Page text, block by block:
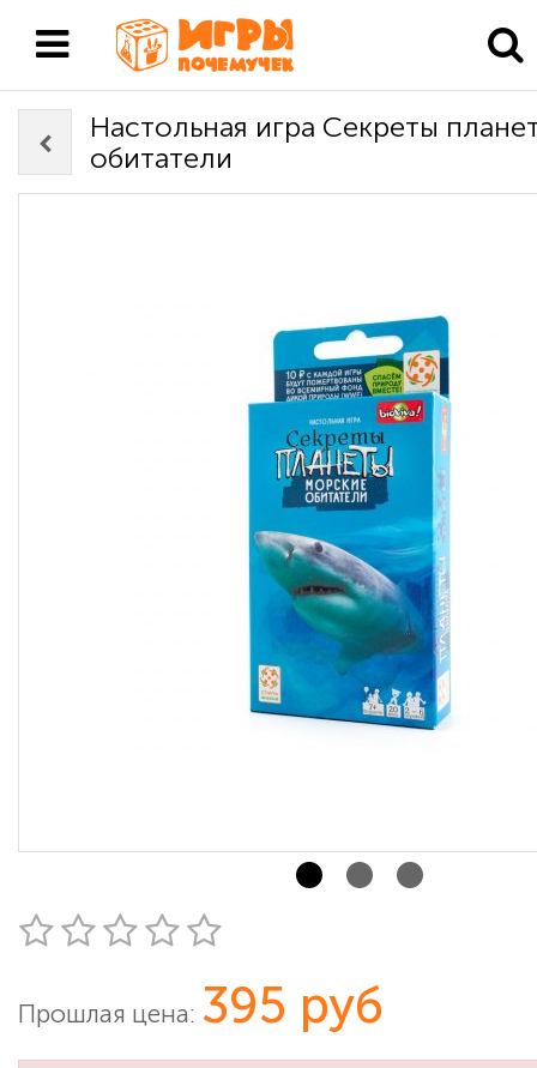
Настольная игра Секреты
обитатели
Прошлая цена: 395 руб